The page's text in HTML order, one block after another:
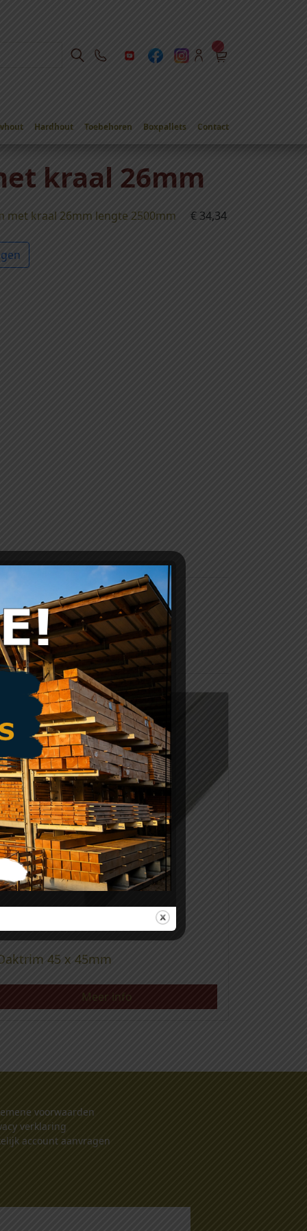
Hardhout Toebehoren Boxpallets Contact
kraal 26mm
met kraal 26mm lengte 2500mm €34,34
45 x 45mm
Meer info
voorwaarden
verklaring
account aanvragen